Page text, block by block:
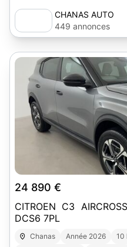
CHANAS AUTO
449 annonces
24 890 €
CITROEN C3
DCS6 7PL
Chanas Année 2026 10